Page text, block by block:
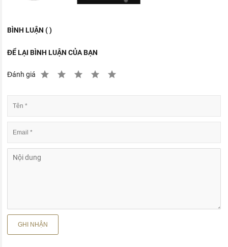
BÌNH LUẬN ( )
ĐỂ LẠI BÌNH LUẬN CỦA BẠN
Đánh giá